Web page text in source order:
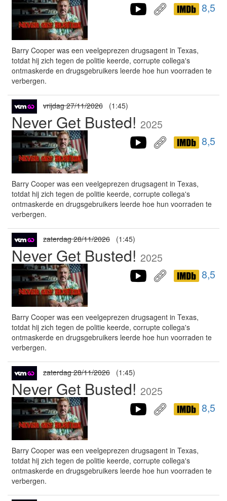
8,5
Barry Cooper was een veelgeprezen drugsagent in Texas,
totdat hij zich tegen de politie keerde, corrupte collega's
ontmaskerde en drugsgebruikers leerde hoe hun voorraden te
verbergen.
vrijdag 27/11/2026 (1:45)
Never Get Busted! 2025
8,5
Barry Cooper was een veelgeprezen drugsagent in Texas,
totdat hij zich tegen de politie keerde, corrupte collega's
ontmaskerde en drugsgebruikers leerde hoe hun voorraden te
verbergen.
zaterdag 28/11/2026 (1:45)
Never Get Busted! 2025
8,5
Barry Cooper was een veelgeprezen drugsagent in Texas,
totdat hij zich tegen de politie keerde, corrupte collega's
ontmaskerde en drugsgebruikers leerde hoe hun voorraden te
verbergen.
zaterdag 28/11/2026 (1:45)
Never Get Busted! 2025
8,5
Barry Cooper was een veelgeprezen drugsagent in Texas,
totdat hij zich tegen de politie keerde, corrupte collega's
ontmaskerde en drugsgebruikers leerde hoe hun voorraden te
verbergen.